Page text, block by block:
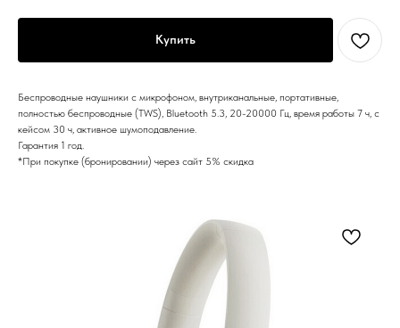
Купить
Беспроводные наушники с микрофоном, внутриканальные, портативные,
полностью беспроводные (TWS), Bluetooth 5.3, 20-20000 Гц, время работы 7 ч, с
кейсом 30 ч, активное шумоподавление.
Гарантия 1 год.
*При покупке (бронировании) через сайт 5% скидка